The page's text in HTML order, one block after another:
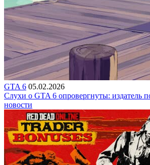
GTA 6 05.02.2026
Слухи о GTA 6 опровергнуты: издатель
новости